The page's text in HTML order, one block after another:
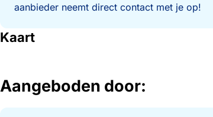
aanbieder neemt direct contact met je op!
Kaart
Aangeboden door: